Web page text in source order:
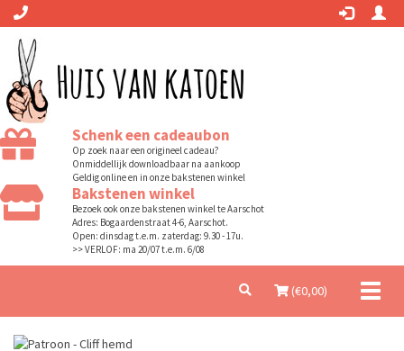
Schenk een cadeaubon
Op zoek naar een origineel cadeau?
Onmiddellijk downloadbaar na aankoop
Geldig online en in onze bakstenen winkel
Bakstenen winkel
Bezoek ook onze bakstenen winkel te Aarschot
Adres: Bogaardenstraat 4-6, Aarschot.
Open: dinsdag t.e.m. zaterdag: 9.30 - 17u.
>> VERLOF: ma 20/07 t.e.m. 6/08
(€0,00)